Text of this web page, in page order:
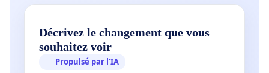
Décrivez le changement que vous
souhaitez voir
Propulsé par l’IA